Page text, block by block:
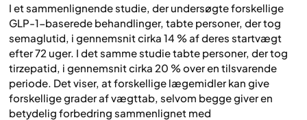
I et sammenlignende studie, der undersøgte forskellige
GLP-1-baserede behandlinger, tabte personer, der tog
semaglutid, i gennemsnit cirka 14 % af deres startvægt
efter 72 uger. I det samme studie tabte personer, der tog
tirzepatid, i gennemsnit cirka 20 % over en tilsvarende
periode. Det viser, at forskellige lægemidler kan give
forskellige grader af vægttab, selvom begge giver en
betydelig forbedring sammenlignet med